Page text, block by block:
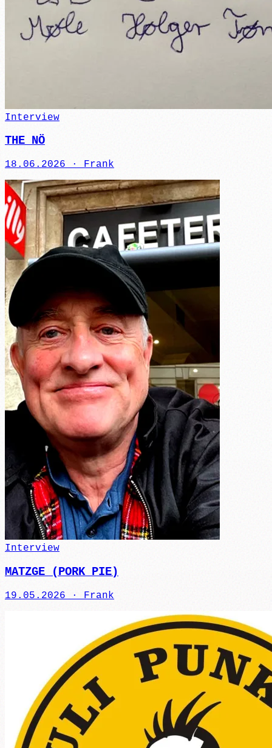
Interview
THE NÖ
18.06.2026 · Frank
Interview
MATZGE (PORK PIE)
19.05.2026 · Frank